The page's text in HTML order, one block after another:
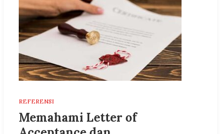
REFERENSI
Memahami Letter of